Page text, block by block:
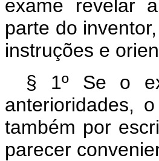
exame revelar
parte do
instruções e
§ 1º Se o
anterioridades,
também por
parecer